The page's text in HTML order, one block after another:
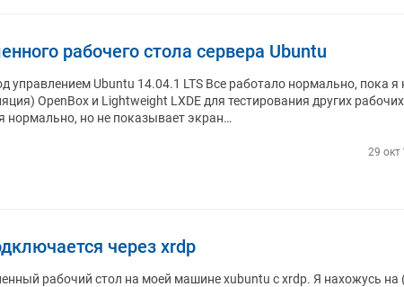
рабочего стола сервера Ubuntu
управлением Ubuntu 14.04.1 LTS Все работало нормально, пока я
OpenBox и Lightweight LXDE для тестирования других
нормально, но не показывает экран…
29 окт
через xrdp
рабочий стол на моей машине xubuntu с xrdp. Я нахожусь на